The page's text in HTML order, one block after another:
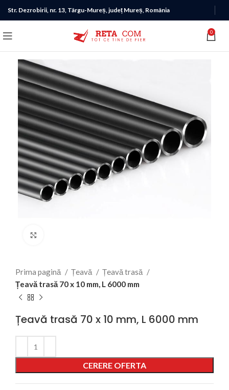
Str. Dezrobirii, nr. 13, Târgu-Mureș, județ Mureș, România
0
Prima pagină Țeavă
Țeavă trasă
Țeavă trasă 70 x 10 mm, L 6000 mm
Țeavă trasă 70 x 10 mm, L 6000 mm
CERERE OFERTA
Alternative: